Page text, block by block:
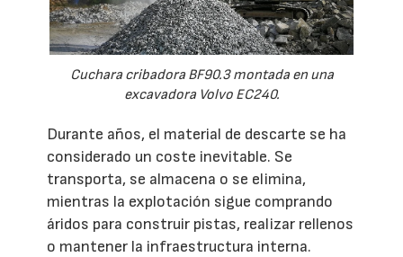
Cuchara cribadora BF90.3 montada en una
excavadora Volvo EC240.
Durante años, el material de descarte se ha
considerado un coste inevitable. Se
transporta, se almacena o se elimina,
mientras la explotación sigue comprando
áridos para construir pistas, realizar rellenos
o mantener la infraestructura interna.